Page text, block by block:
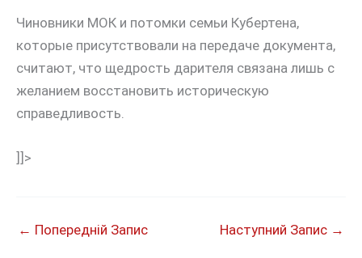
Чиновники МОК и потомки семьи Кубертена,
которые присутствовали на передаче документа,
считают, что щедрость дарителя связана лишь с
желанием восстановить историческую
справедливость.
]]>
← Попередній Запис Наступний Запис →